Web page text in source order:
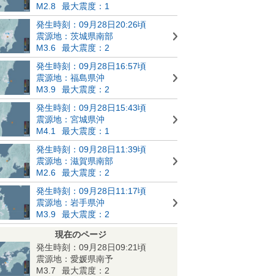
M2.8
最大震度：1
発生時刻：09月28日20:26頃
震源地：茨城県南部
M3.6
最大震度：2
発生時刻：09月28日16:57頃
震源地：福島県沖
M3.9
最大震度：2
発生時刻：09月28日15:43頃
震源地：宮城県沖
M4.1
最大震度：1
発生時刻：09月28日11:39頃
震源地：滋賀県南部
M2.6
最大震度：2
発生時刻：09月28日11:17頃
震源地：岩手県沖
M3.9
最大震度：2
現在のページ
発生時刻：09月28日09:21頃
震源地：愛媛県南予
M3.7
最大震度：2